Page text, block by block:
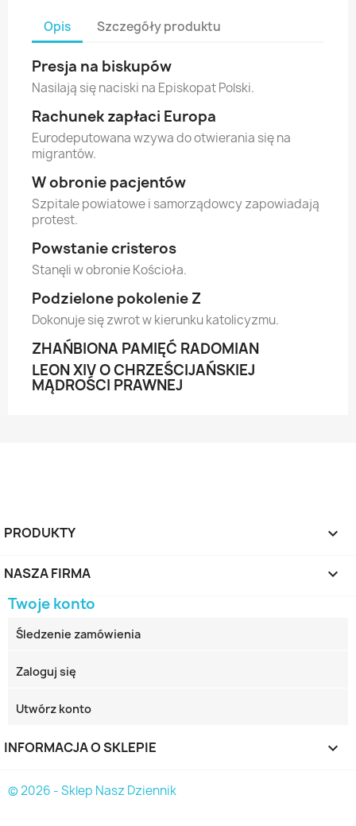
Opis Szczegóły produktu
Presja na biskupów
Nasilają się naciski na Episkopat Polski.
Rachunek zapłaci Europa
Eurodeputowana wzywa do otwierania się na
migrantów.
W obronie pacjentów
Szpitale powiatowe i samorządowcy zapowiadają
protest.
Powstanie cristeros
Stanęli w obronie Kościoła.
Podzielone pokolenie Z
Dokonuje się zwrot w kierunku katolicyzmu.
ZHAŃBIONA PAMIĘĆ RADOMIAN
LEON XIV O CHRZEŚCIJAŃSKIEJ
MĄDROŚCI PRAWNEJ
PRODUKTY 
NASZA FIRMA 
Twoje konto
Śledzenie zamówienia
Zaloguj się
Utwórz konto
INFORMACJA O SKLEPIE keyboard_arrow_down
© 2026 - Sklep Nasz Dziennik